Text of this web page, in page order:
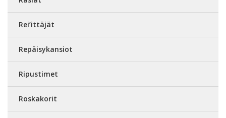
Rei’ittäjät
Repäisykansiot
Ripustimet
Roskakorit